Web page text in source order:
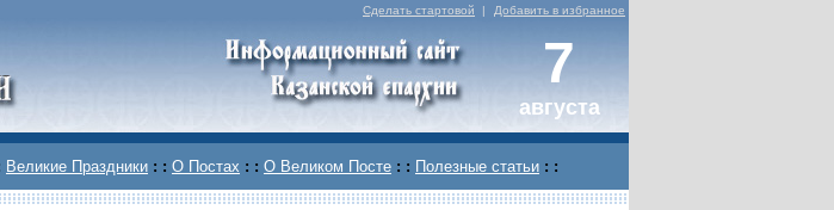
Сделать стартовой | Добавить в избранное
7
августа
Великие Праздники : : О Постах : : О Великом Посте : : Полезные статьи : :